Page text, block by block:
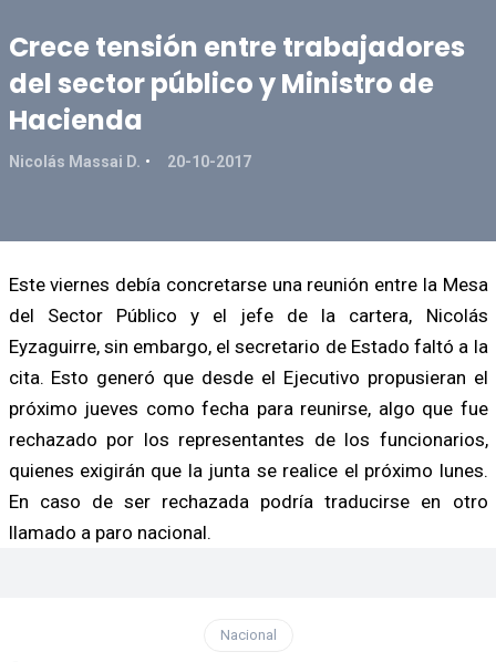
Crece tensión entre trabajadores
del sector público y Ministro de
Hacienda
Nicolás Massai D. 20-10-2017
Este viernes debía concretarse una reunión entre la Mesa
del Sector Público y el jefe de la cartera, Nicolás
Eyzaguirre, sin embargo, el secretario de Estado faltó a la
cita. Esto generó que desde el Ejecutivo propusieran el
próximo jueves como fecha para reunirse, algo que fue
rechazado por los representantes de los funcionarios,
quienes exigirán que la junta se realice el próximo lunes.
En caso de ser rechazada podría traducirse en otro
llamado a paro nacional.
Nacional